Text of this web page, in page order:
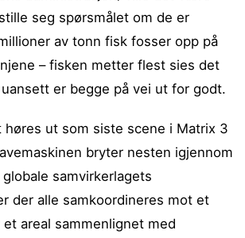
seg spørsmålet om de er
av tonn fisk fosser opp på
– fisken metter flest sies det
er begge på vei ut for godt.
høres ut som siste scene i Matrix 3
bryter nesten igjennom
samvirkerlagets
der alle samkoordineres mot et
areal sammenlignet med